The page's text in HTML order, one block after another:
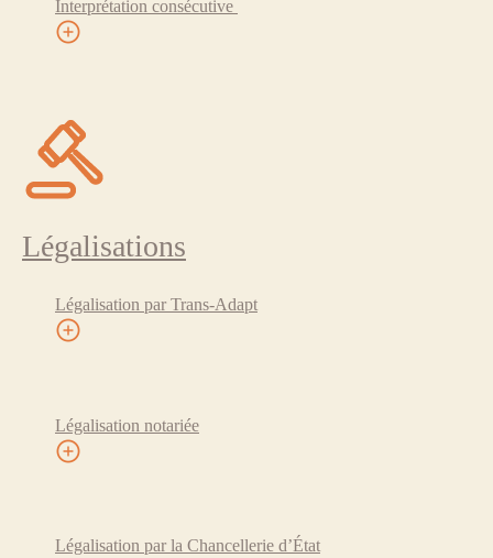
Interprétation consécutive
Légalisations
Légalisation par Trans-Adapt
Légalisation notariée
Légalisation par la Chancellerie d’État